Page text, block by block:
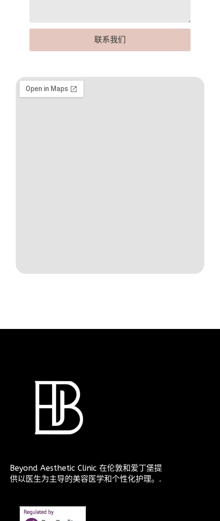
联系我们
Beyond Aesthetic Clinic 在伦敦和爱丁堡提
供以医生为主导的美容医学和个性化护理。.